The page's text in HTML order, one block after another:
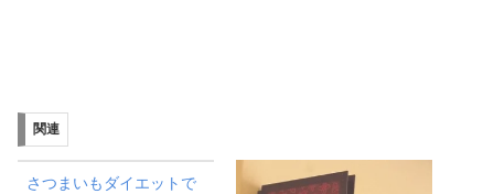
関連
さつまいもダイエットで